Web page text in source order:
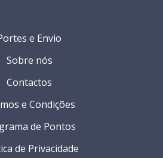
e Envio
Sobre nós
Contactos
e Condições
de Pontos
de Privacidade